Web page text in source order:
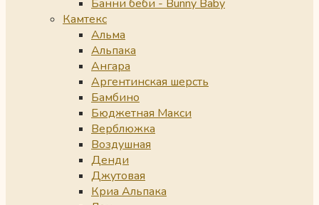
Банни беби - Bunny Baby
Камтекс
Альма
Альпака
Ангара
Аргентинская шерсть
Бамбино
Бюджетная Макси
Верблюжка
Воздушная
Денди
Джутовая
Криа Альпака